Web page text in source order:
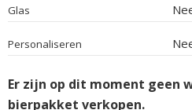
Glas
Personaliseren
Er zijn op dit moment geen
bierpakket verkopen.